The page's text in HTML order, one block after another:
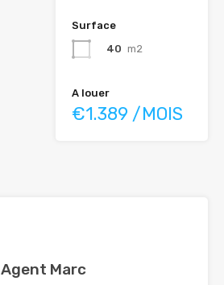
Surface
40 m2
A louer
€1.389 /MOIS
Agent Marc